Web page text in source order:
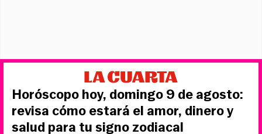
Horóscopo hoy, domingo 9 de agosto:
revisa cómo estará el amor, dinero y
salud para tu signo zodiacal